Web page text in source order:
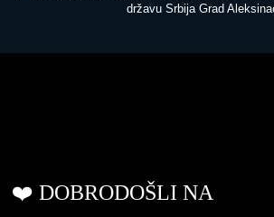
državu Srbija Grad
❤️ DOBRODOŠLI NA